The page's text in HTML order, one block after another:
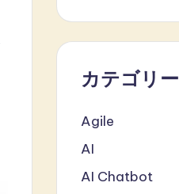
カテゴリー
Agile
AI
AI Chatbot